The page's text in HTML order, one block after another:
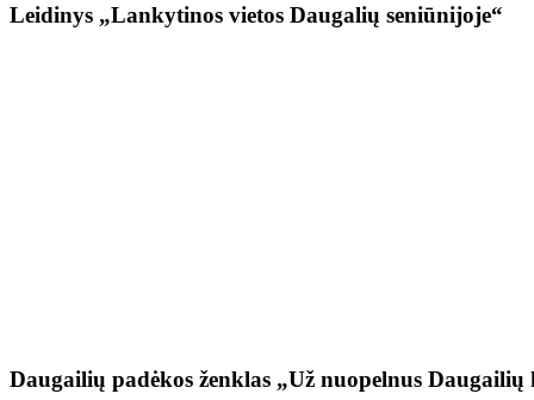
Leidinys „Lankytinos vietos Daugalių seniūnijoje“
Daugailių padėkos ženklas „Už nuopelnus